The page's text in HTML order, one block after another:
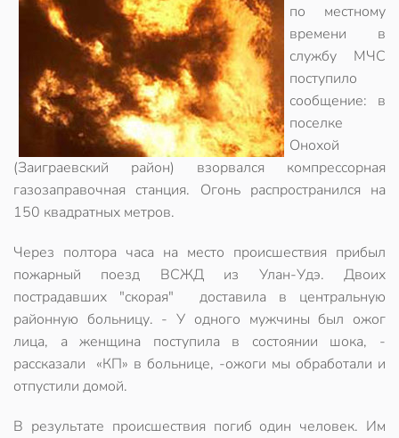
по местному
времени в
службу МЧС
поступило
сообщение: в
поселке
Онохой
(Заиграевский район) взорвался компрессорная
газозаправочная станция. Огонь распространился на
150 квадратных метров.
Через полтора часа на место происшествия прибыл
пожарный поезд ВСЖД из Улан-Удэ. Двоих
пострадавших "скорая" доставила в центральную
районную больницу. - У одного мужчины был ожог
лица, а женщина поступила в состоянии шока, -
рассказали «КП» в больнице, -ожоги мы обработали и
отпустили домой.
В результате происшествия погиб один человек. Им